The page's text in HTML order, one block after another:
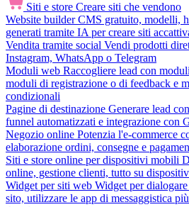
Siti e store Creare siti che vendono
Website builder CMS gratuito, modelli,
generati tramite IA per creare siti
Vendita tramite social Vendi prodotti
Instagram, WhatsApp o Telegram
Moduli web Raccogliere lead con
moduli di registrazione o di feedback e
condizionali
Pagine di destinazione Generare lead
funnel automatizzati e integrazione con
Negozio online Potenzia l'e-commerce
elaborazione ordini, consegne e
Siti e store online per dispositivi mobili
online, gestione clienti, tutto su
Widget per siti web Widget per
sito, utilizzare le app di messaggistica